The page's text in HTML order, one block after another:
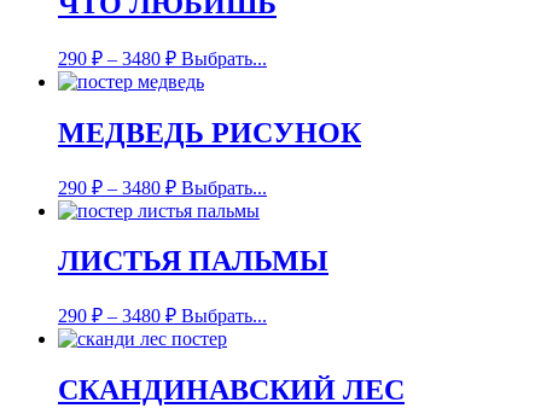
290 ₽ – 3480 ₽ Выбрать...
МЕДВЕДЬ РИСУНОК
290 ₽ – 3480 ₽ Выбрать...
ЛИСТЬЯ ПАЛЬМЫ
290 ₽ – 3480 ₽ Выбрать...
СКАНДИНАВСКИЙ ЛЕС